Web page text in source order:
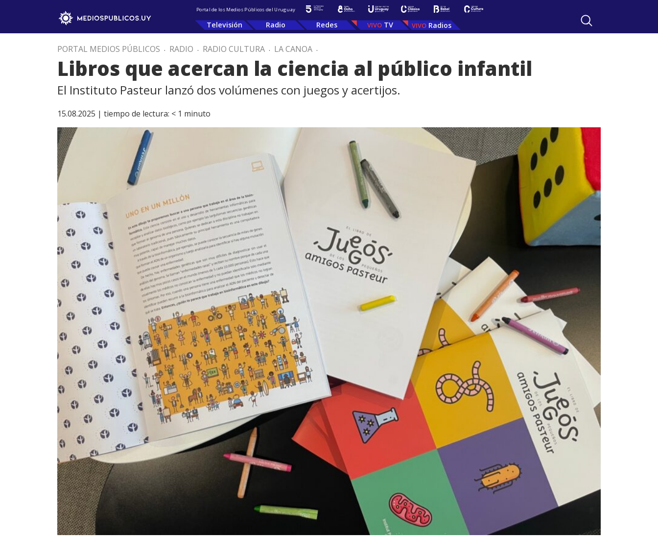
Portal de los Medios Públicos del Uruguay
Televisión Radio Redes TV Radios
PORTAL MEDIOS PÚBLICOS . RADIO . RADIO CULTURA . LA CANOA .
Libros que acercan la ciencia al público infantil
El Instituto Pasteur lanzó dos volúmenes con juegos y acertijos.
15.08.2025 | tiempo de lectura: < 1 minuto